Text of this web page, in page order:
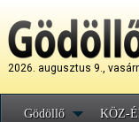
2026. augusztus 9.,
Gödöllő KÖZ-